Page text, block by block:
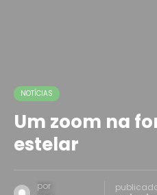
NOTÍCIAS
Um zoom na
estelar
por